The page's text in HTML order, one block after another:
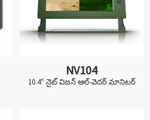
NV104
10.4″ నైట్ విజన్ ఆల్-వెదర్ మానిటర్